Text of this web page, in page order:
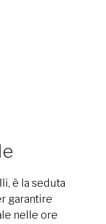
è la seduta
garantire
nelle ore